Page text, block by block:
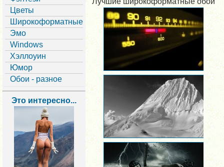
Цветы
Широкоформатные
Эмо
Windows
Хэллоуин
Юмор
Обои - разное
Это интересно...